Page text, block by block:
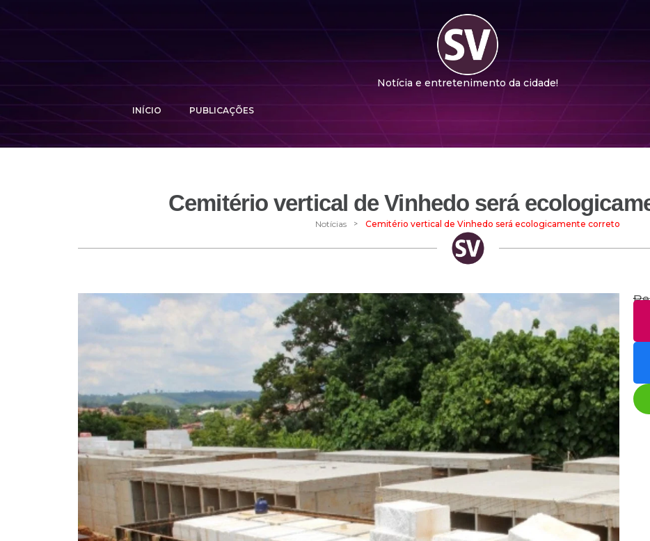
Notícia e entretenimento da cidade!
INÍCIO PUBLICAÇÕES
Cemitério vertical de Vinhedo será
Notícias > Cemitério vertical de Vinhedo será ecologicamente correto